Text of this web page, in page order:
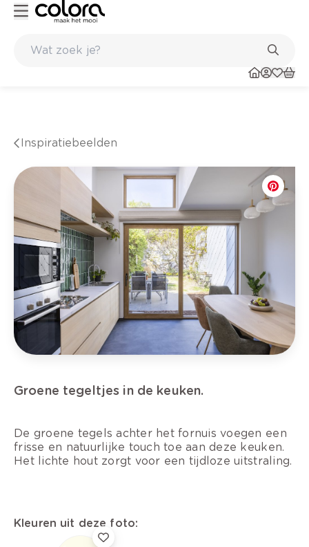
Inspiratiebeelden
Groene tegeltjes in de keuken.
De groene tegels achter het fornuis voegen een
frisse en natuurlijke touch toe aan deze keuken.
Het lichte hout zorgt voor een tijdloze uitstraling.
Kleuren uit deze foto: